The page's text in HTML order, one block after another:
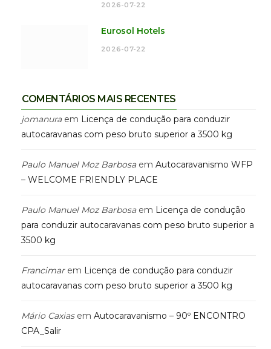
2026-07-22
Eurosol Hotels
2026-07-22
COMENTÁRIOS MAIS RECENTES
jomanuraem Licença de condução para conduzir
autocaravanas com peso bruto superior a 3500 kg
Paulo Manuel Moz Barbosaem Autocaravanismo WFP
– WELCOME FRIENDLY PLACE
Paulo Manuel Moz Barbosaem Licença de condução
para conduzir autocaravanas com peso bruto superior a
3500 kg
Francimarem Licença de condução para conduzir
autocaravanas com peso bruto superior a 3500 kg
Mário Caxiasem Autocaravanismo – 90º ENCONTRO
CPA_Salir